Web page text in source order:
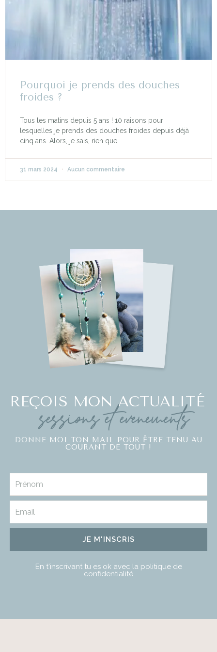
Pourquoi je prends des douches
froides ?
Tous les matins depuis 5 ans ! 10 raisons pour
lesquelles je prends des douches froides depuis déjà
cinq ans. Alors, je sais, rien que
31 mars 2024 Aucun commentaire
REÇOIS MON ACTUALITÉ
sessions et évènements
DONNE MOI TON MAIL POUR ÊTRE TENU AU
COURANT DE TOUT !
JE M'INSCRIS
En t'inscrivant tu es ok avec la politique de
confidentialité